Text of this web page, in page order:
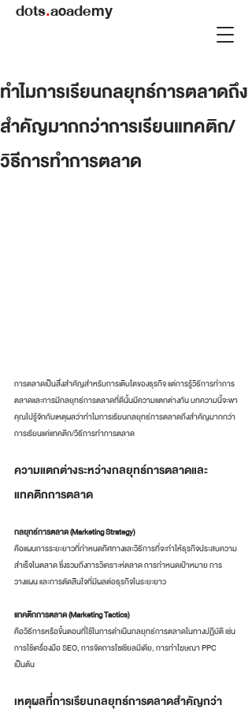
dots.academy
ทำไมการเรียนกลยุทธ์การตลาดถึง
สำคัญมากกว่าการเรียนแทคติก/
วิธีการทำการตลาด
การตลาดเป็นสิ่งสำคัญสำหรับการเติบโตของธุรกิจ แต่การรู้วิธีการทำการ
ตลาดและการมีกลยุทธ์การตลาดที่ดีนั้นมีความแตกต่างกัน บทความนี้จะพา
คุณไปรู้จักกับเหตุผลว่าทำไมการเรียนกลยุทธ์การตลาดถึงสำคัญมากกว่า
การเรียนแค่แทคติก/วิธีการทำการตลาด
ความแตกต่างระหว่างกลยุทธ์การตลาดและ
แทคติกการตลาด
กลยุทธ์การตลาด (Marketing Strategy)
คือแผนการระยะยาวที่กำหนดทิศทางและวิธีการที่จะทำให้ธุรกิจประสบความ
สำเร็จในตลาด ซึ่งรวมถึงการวิเคราะห์ตลาด การกำหนดเป้าหมาย การ
วางแผน และการตัดสินใจที่มีผลต่อธุรกิจในระยะยาว
แทคติกการตลาด (Marketing Tactics)
คือวิธีการหรือขั้นตอนที่ใช้ในการดำเนินกลยุทธ์การตลาดในทางปฏิบัติ เช่น
การใช้เครื่องมือ SEO, การจัดการโซเชียลมีเดีย, การทำโฆษณา PPC
เป็นต้น
เหตุผลที่การเรียนกลยุทธ์การตลาดสำคัญกว่า